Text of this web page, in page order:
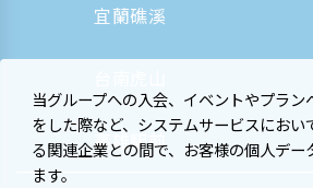
宜蘭礁溪
高雄駅前
当グループへの入会、イベントやプラ
をした際など、システムサービスにおい
る関連企業との間で、お客様の個人デ
ます。